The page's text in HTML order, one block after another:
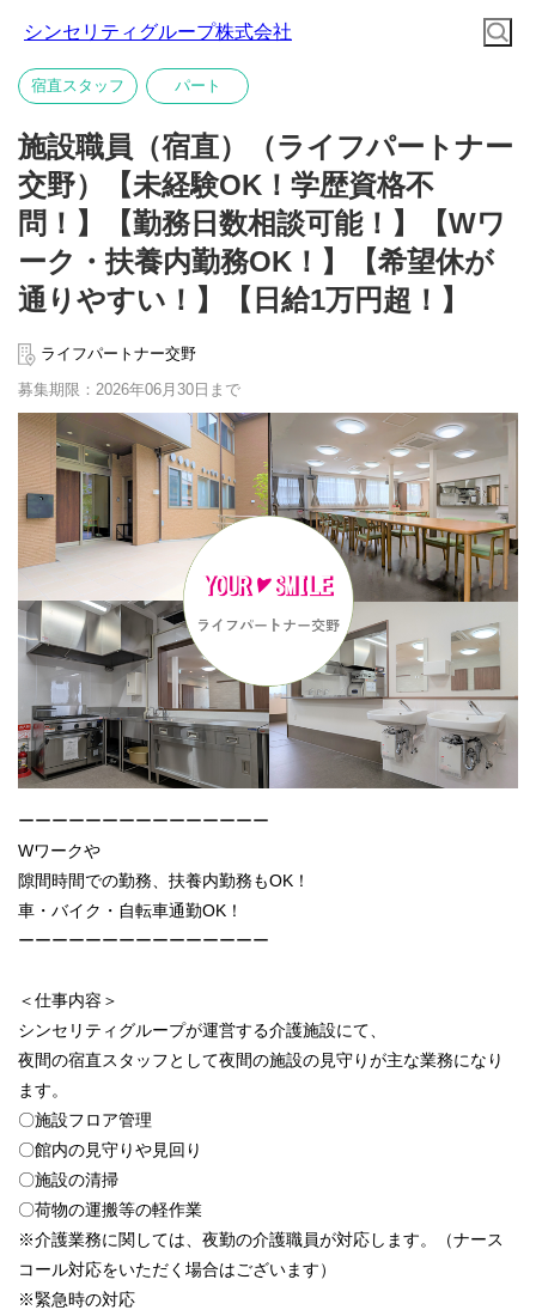
シンセリティグループ株式会社
宿直スタッフ パート
施設職員（宿直）（ライフパートナー
交野）【未経験OK！学歴資格不
問！】【勤務日数相談可能！】【Wワ
ーク・扶養内勤務OK！】【希望休が
通りやすい！】【日給1万円超！】
ライフパートナー交野
募集期限：2026年06月30日まで
ーーーーーーーーーーーーーーー
Wワークや
隙間時間での勤務、扶養内勤務もOK！
車・バイク・自転車通勤OK！
ーーーーーーーーーーーーーーー
＜仕事内容＞
シンセリティグループが運営する介護施設にて、
夜間の宿直スタッフとして夜間の施設の見守りが主な業務になり
ます。
〇施設フロア管理
〇館内の見守りや見回り
〇施設の清掃
〇荷物の運搬等の軽作業
※介護業務に関しては、夜勤の介護職員が対応します。（ナース
コール対応をいただく場合はございます）
※緊急時の対応